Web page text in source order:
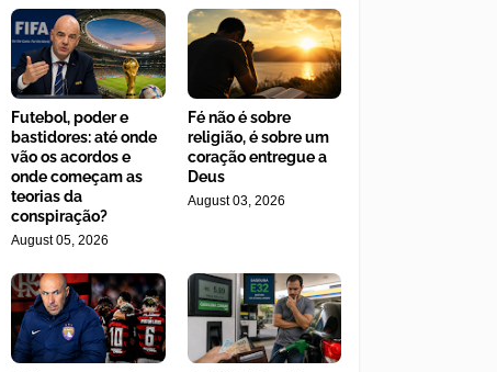
Futebol, poder e
bastidores: até onde
vão os acordos e
onde começam as
teorias da
conspiração?
August 05, 2026
Fé não é sobre
religião, é sobre um
coração entregue a
Deus
August 03, 2026